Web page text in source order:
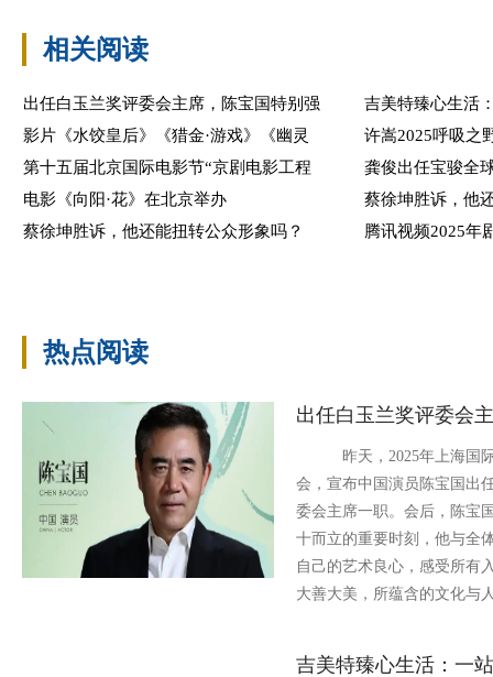
相关阅读
出任白玉兰奖评委会主席，陈宝国特别强
吉美特臻心生活
影片《水饺皇后》《猎金·游戏》《幽灵
许嵩2025呼吸之
第十五届北京国际电影节“京剧电影工程
龚俊出任宝骏全
电影《向阳·花》在北京举办
蔡徐坤胜诉，他
蔡徐坤胜诉，他还能扭转公众形象吗？
腾讯视频2025年
热点阅读
出任白玉兰奖评委会
昨天，2025年上海国际
会，宣布中国演员陈宝国出
委会主席一职。会后，陈宝
十而立的重要时刻，他与全
自己的艺术良心，感受所有
大善大美，所蕴含的文化与
吉美特臻心生活：一